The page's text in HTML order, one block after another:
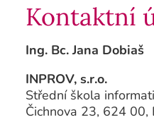
Kontaktní
Ing. Bc. Jana Dobiaš
INPROV, s.r.o.
Střední škola
Čichnova 23, 624 00,